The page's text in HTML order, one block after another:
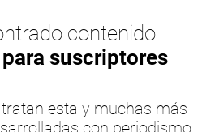
contenido
suscriptores
tratan esta y muchas más
con periodismo